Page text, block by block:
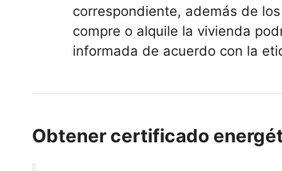
correspondiente, además de
compre o alquile la vivienda
informada de acuerdo con la
Obtener certificado